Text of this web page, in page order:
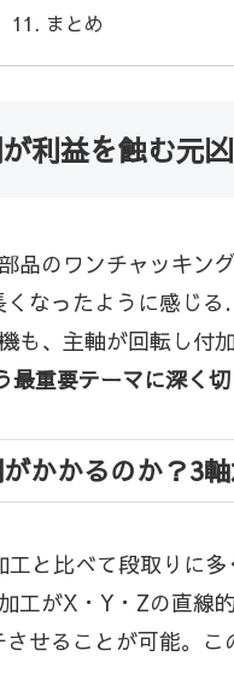
まとめ
利益を蝕む元
品のワンチャッキン
なったように感じ
も、主軸が回転し付
重要テーマに深く
かかるのか？3
と比べて段取りに
工がX・Y・Zの直
せることが可能。